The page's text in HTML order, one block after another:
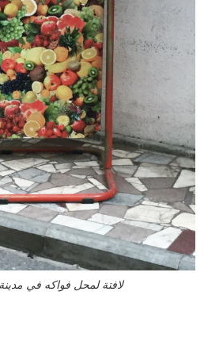
لافتة لمحل فواكه في مدينة